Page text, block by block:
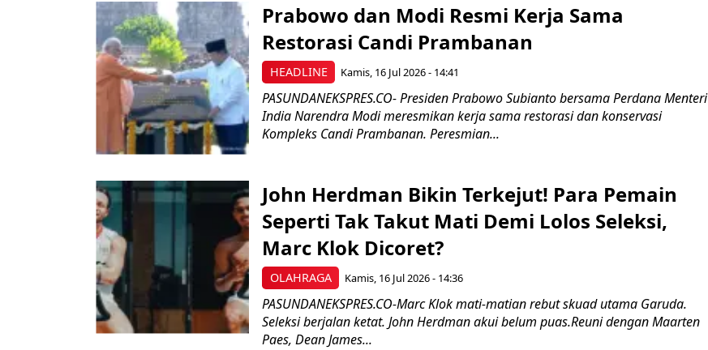
HEADLINE
Prabowo dan Modi Resmi Kerja Sama
Restorasi Candi Prambanan
Kamis, 16 Jul 2026 - 14:41
PASUNDANEKSPRES.CO- Presiden Prabowo Subianto bersama Perdana Menteri
India Narendra Modi meresmikan kerja sama restorasi dan konservasi
Kompleks Candi Prambanan. Peresmian...
OLAHRAGA
John Herdman Bikin Terkejut! Para Pemain
Seperti Tak Takut Mati Demi Lolos Seleksi,
Marc Klok Dicoret?
Kamis, 16 Jul 2026 - 14:36
PASUNDANEKSPRES.CO-Marc Klok mati-matian rebut skuad utama Garuda.
Seleksi berjalan ketat. John Herdman akui belum puas.Reuni dengan Maarten
Paes, Dean James...